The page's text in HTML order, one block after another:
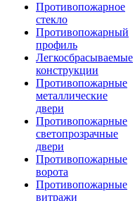
Противопожарное
стекло
Противопожарный
профиль
Легкосбрасываемые
конструкции
Противопожарные
металлические
двери
Противопожарные
светопрозрачные
двери
Противопожарные
ворота
Противопожарные
витражи